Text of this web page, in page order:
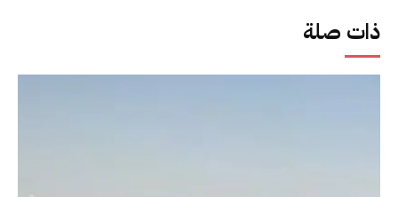
ذات صلة